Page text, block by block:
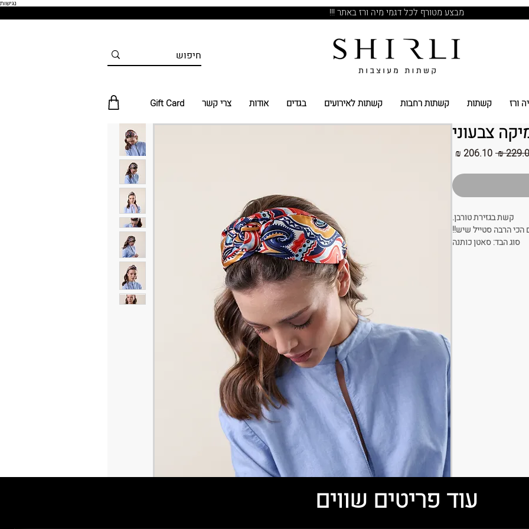
נגישות
מבצע מטורף לכל דגמי מיה ורז באתר !!!
ורז קשתות קשתות רחבות קשתות לאירועים בגדים אודות צרי קשר Gift Card
צבעוני
מחיר
קשת בגזירת טורבן.
הכי הרבה סטייל שיש!!
סוג הבד:סאטן כותנה
עוד פריטים שווים